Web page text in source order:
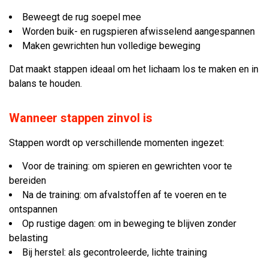
Beweegt de rug soepel mee
Worden buik- en rugspieren afwisselend aangespannen
Maken gewrichten hun volledige beweging
Dat maakt stappen ideaal om het lichaam los te maken en in
balans te houden.
Wanneer stappen zinvol is
Stappen wordt op verschillende momenten ingezet:
Voor de training: om spieren en gewrichten voor te
bereiden
Na de training: om afvalstoffen af te voeren en te
ontspannen
Op rustige dagen: om in beweging te blijven zonder
belasting
Bij herstel: als gecontroleerde, lichte training